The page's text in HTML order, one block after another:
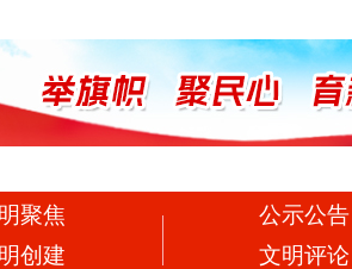
聚焦
创建
公示公告
文明评论